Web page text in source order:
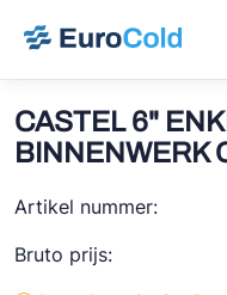
info@eurocold.nl
Merken
BOCK
Koudemiddelen
Diensten
Nieuws
Over ons
CASTEL 6"
BINNENWERK
Artikel nummer:
Bruto prijs: